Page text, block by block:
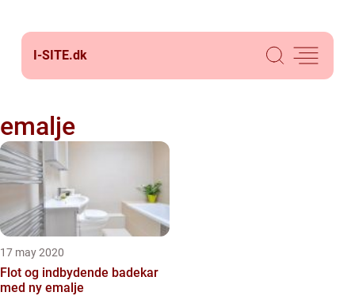
I-SITE.dk
emalje
17 may 2020
Flot og indbydende badekar
med ny emalje